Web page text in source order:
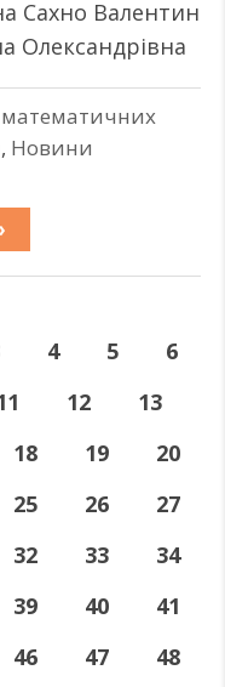
Сахно Валентин
Олександрівна
математичних
, Новини
4 5
6
12
13
18 19
20
25 26
27
32 33
34
39 40
41
46 47
48